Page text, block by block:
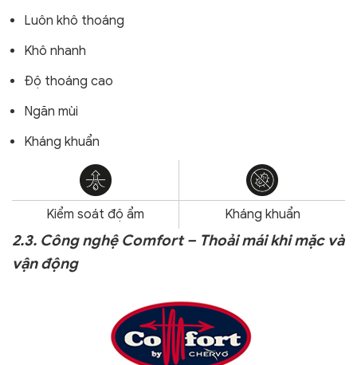
Luôn khô thoáng
Khô nhanh
Độ thoáng cao
Ngăn mùi
Kháng khuẩn
Kiểm soát độ ẩm Kháng khuẩn
2.3. Công nghệ Comfort – Thoải mái khi mặc và
vận động